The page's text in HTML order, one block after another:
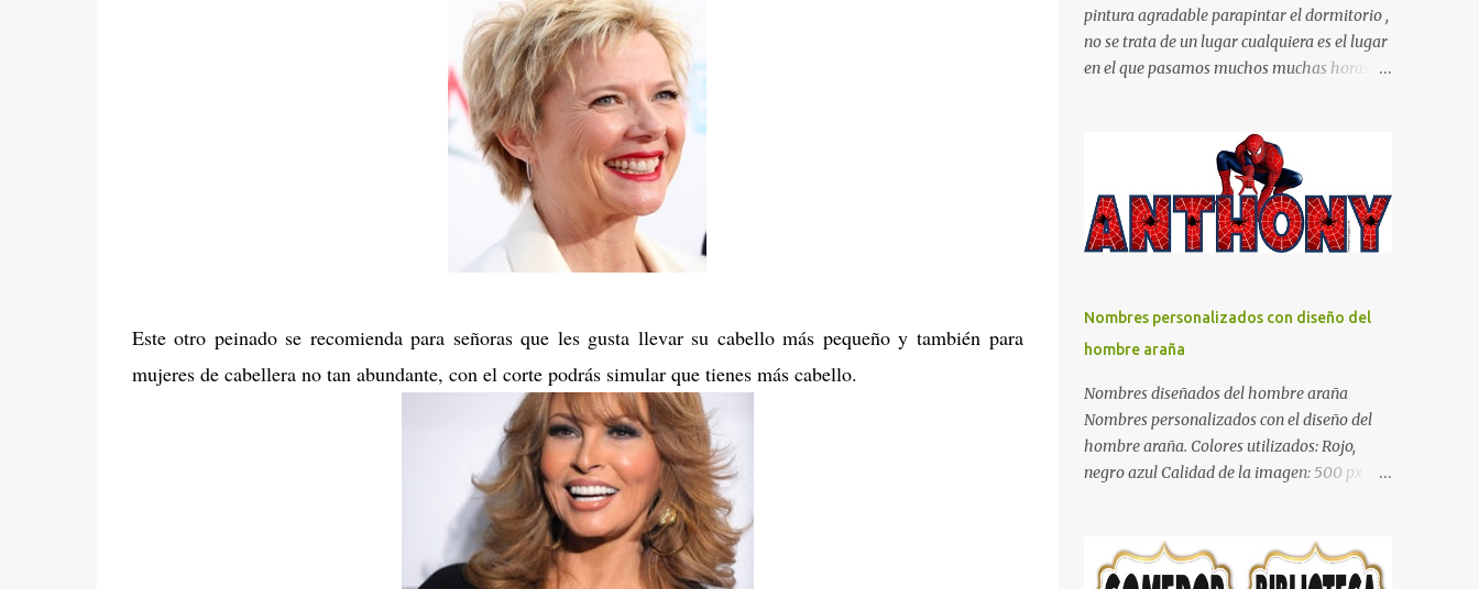
Este otro peinado se recomienda para señoras que les gusta llevar su cabello más pequeño y también para
mujeres de cabellera no tan abundante, con el corte podrás simular que tienes más cabello.
pintura agradable parapintar el dormitorio ,
no se trata de un lugar cualquiera es el lugar
en el que pasamos muchos muchas horas y
de un lugar propio que utilizamos todos los
días y por ende debemos tratar de que éste
sea un lugar muy agradable y cómodo y
también para nuestra vista. Te mostramos
algunas sugerencias que pueden brindar la
dormitorio. El color naranja es una buena
opción para recibir esa luz y felicidad que
todo ser humano necesita. El color blanco es
ideal para lograr el relax total, es un color
que va con todo y además es color bastante
limpio que te dará esa sensación de calidez.
Los colores terra son excelentes para usar en
color muy relajante y por lo tanto entra en
la lista de colo...
Nombres personalizados con diseño del
hombre araña
Nombres diseñados del hombre araña
Nombres personalizados con el diseño del
hombre araña. Colores utilizados: Rojo,
negro azul Calidad de la imagen: 500 px Si
comentario y con gusto lo diseñamos.
Nombres con diseños Spiderman Sonic bella